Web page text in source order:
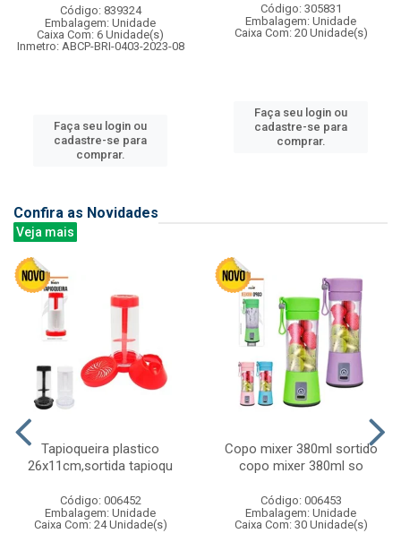
Código: 839324
Embalagem: Unidade
Caixa Com: 6 Unidade(s)
Inmetro: ABCP-BRI-0403-2023-08
Faça seu login ou
cadastre-se para
comprar.
Código: 305831
Embalagem: Unidade
Caixa Com: 20 Unidade(s)
Faça seu login ou
cadastre-se para
comprar.
Confira as Novidades
Veja mais
Tapioqueira plastico
26x11cm,sortida tapioqu
Código: 006452
Embalagem: Unidade
Caixa Com: 24 Unidade(s)
Copo mixer 380ml sortido
copo mixer 380ml so
Código: 006453
Embalagem: Unidade
Caixa Com: 30 Unidade(s)